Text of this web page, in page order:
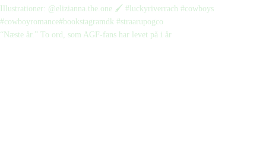
“Næste år.” To ord, som AGF-fans har levet på i år